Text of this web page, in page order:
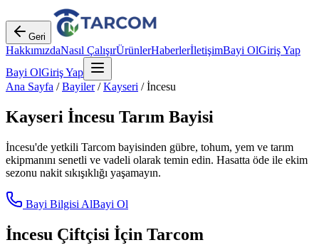
Geri
HakkımızdaNasıl ÇalışırÜrünlerHaberlerİletişimBayi OlGiriş Yap
Bayi OlGiriş Yap
Ana Sayfa /Bayiler/Kayseri /İncesu
Kayseri İncesu Tarım Bayisi
İncesu'de yetkili Tarcom bayisinden gübre, tohum, yem ve tarım
ekipmanını senetli ve vadeli olarak temin edin. Hasatta öde ile ekim
sezonu nakit sıkışıklığı yaşamayın.
Bayi Bilgisi AlBayi Ol
İncesu Çiftçisi İçin Tarcom